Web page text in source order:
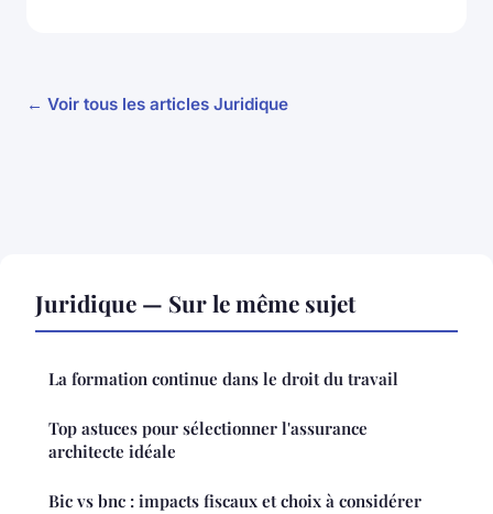
← Voir tous les articles Juridique
Juridique — Sur le même sujet
La formation continue dans le droit du travail
Top astuces pour sélectionner l'assurance
architecte idéale
Bic vs bnc : impacts fiscaux et choix à considérer